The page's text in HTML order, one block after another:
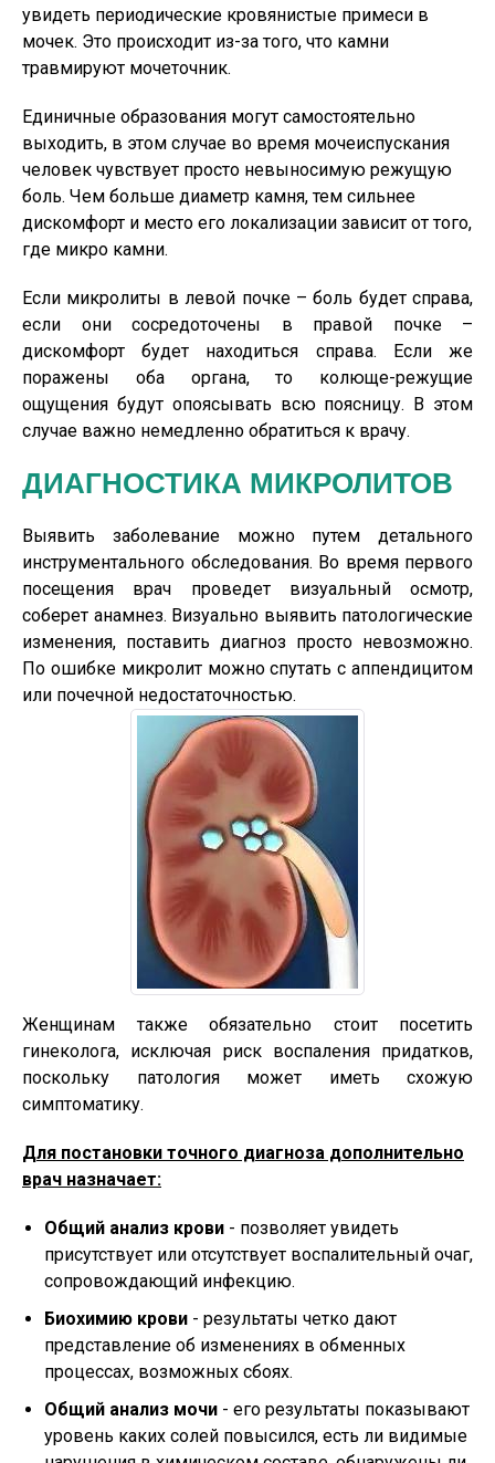
увидеть периодические кровянистые примеси в
мочек. Это происходит из-за того, что камни
травмируют мочеточник.
Единичные образования могут самостоятельно
выходить, в этом случае во время мочеиспускания
человек чувствует просто невыносимую режущую
боль. Чем больше диаметр камня, тем сильнее
дискомфорт и место его локализации зависит от того,
где микро камни.
Если микролиты в левой почке – боль будет справа,
если они сосредоточены в правой почке –
дискомфорт будет находиться справа. Если же
поражены оба органа, то колюще-режущие
ощущения будут опоясывать всю поясницу. В этом
случае важно немедленно обратиться к врачу.
ДИАГНОСТИКА МИКРОЛИТОВ
Выявить заболевание можно путем детального
инструментального обследования. Во время первого
посещения врач проведет визуальный осмотр,
соберет анамнез. Визуально выявить патологические
изменения, поставить диагноз просто невозможно.
По ошибке микролит можно спутать с аппендицитом
или почечной недостаточностью.
Женщинам также обязательно стоит посетить
гинеколога, исключая риск воспаления придатков,
поскольку патология может иметь схожую
симптоматику.
Для постановки точного диагноза дополнительно
врач назначает:
Общий анализ крови - позволяет увидеть
присутствует или отсутствует воспалительный очаг,
сопровождающий инфекцию.
Биохимию крови - результаты четко дают
представление об изменениях в обменных
процессах, возможных сбоях.
Общий анализ мочи - его результаты показывают
уровень каких солей повысился, есть ли видимые